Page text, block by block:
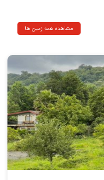
مشاهده همه زمین ها